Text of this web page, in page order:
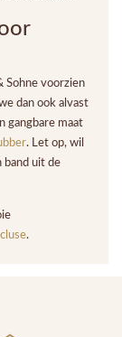
Sohne voorzien
dan ook alvast
gangbare maat
. Let op, wil
band uit de
cluse.